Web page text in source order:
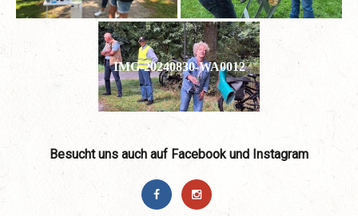
IMG-20240830-WA0012
Besucht uns auch auf Facebook und Instagram